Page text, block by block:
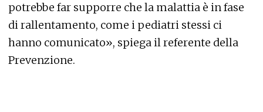
potrebbe far supporre che la malattia è in fase
di rallentamento, come i pediatri stessi ci
hanno comunicato», spiega il referente della
Prevenzione.